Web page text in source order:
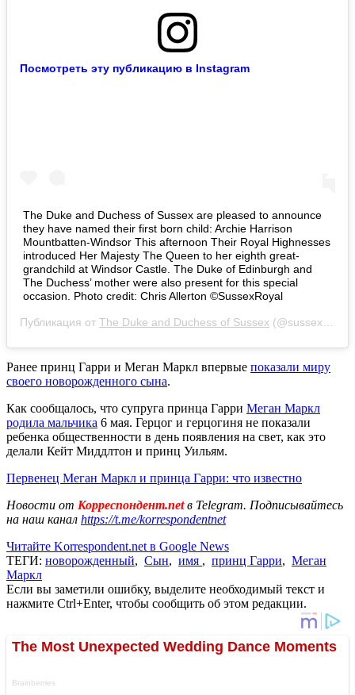
Посмотреть эту публикацию в Instagram
The Duke and Duchess of Sussex are pleased to announce
they have named their first born child: Archie Harrison
Mountbatten-Windsor This afternoon Their Royal Highnesses
introduced Her Majesty The Queen to her eighth great-
grandchild at Windsor Castle. The Duke of Edinburgh and
The Duchess’ mother were also present for this special
occasion. Photo credit: Chris Allerton ©️SussexRoyal
Публикация от The Duke and Duchess of Sussex (@sussexroyal)
Ранее принц Гарри и Меган Маркл впервые показали миру
своего новорожденного сына.
Как сообщалось, что супруга принца Гарри Меган Маркл
родила мальчика 6 мая. Герцог и герцогиня не показали
ребенка общественности в день появления на свет, как это
делали Кейт Миддлтон и принц Уильям.
Первенец Меган Маркл и принца Гарри: что известно
Новости от Корреспондент.netв Telegram. Подписывайтесь
на наш канал https://t.me/korrespondentnet
Читайте Korrespondent.net в Google News
ТЕГИ: новорожденный, Сын, имя , принц Гарри, Меган
Маркл
Если вы заметили ошибку, выделите необходимый текст и
нажмите Ctrl+Enter, чтобы сообщить об этом редакции.